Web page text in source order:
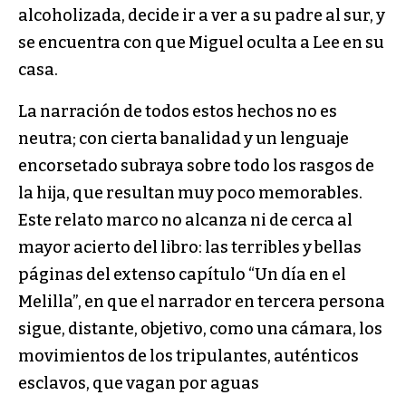
alcoholizada, decide ir a ver a su padre al sur, y
se encuentra con que Miguel oculta a Lee en su
casa.
La narración de todos estos hechos no es
neutra; con cierta banalidad y un lenguaje
encorsetado subraya sobre todo los rasgos de
la hija, que resultan muy poco memorables.
Este relato marco no alcanza ni de cerca al
mayor acierto del libro: las terribles y bellas
páginas del extenso capítulo “Un día en el
Melilla”, en que el narrador en tercera persona
sigue, distante, objetivo, como una cámara, los
movimientos de los tripulantes, auténticos
esclavos, que vagan por aguas